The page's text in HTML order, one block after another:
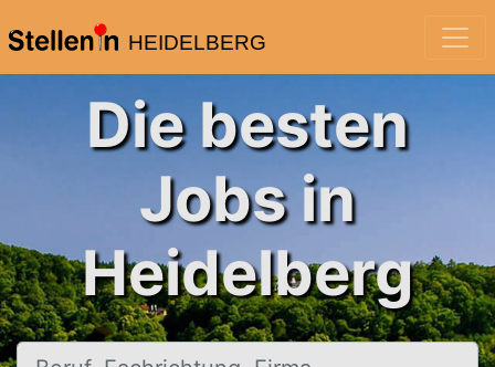
HEIDELBERG
Die besten
Jobs in
Heidelberg
Beruf, Fachrichtung, Firma